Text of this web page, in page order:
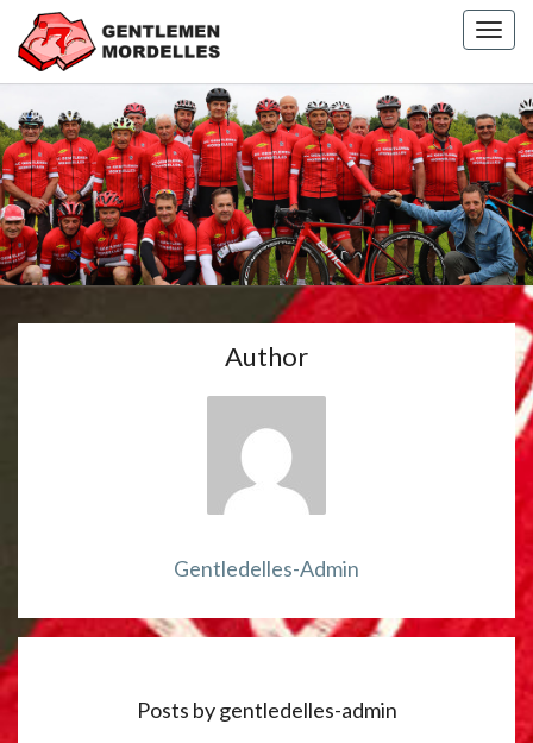
GENTLEMEN
MORDELLES
Author
Gentledelles-Admin
Posts by gentledelles-admin